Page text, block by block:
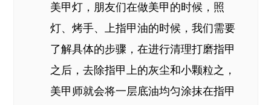
美甲灯，朋友们在做美甲的时候，照
灯、烤手、上指甲油的时候，我们需要
了解具体的步骤，在进行清理打磨指甲
之后，去除指甲上的灰尘和小颗粒之，
美甲师就会将一层底油均匀涂抹在指甲